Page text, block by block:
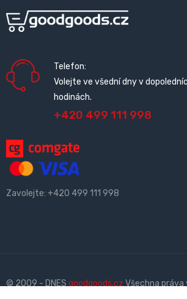
Telefon:
Volejte ve všední dny v
hodinách.
+420 499 111 998
Zavolejte: +420 499 111 998
© 2009 - DNES goodgoods.cz Všechna práva